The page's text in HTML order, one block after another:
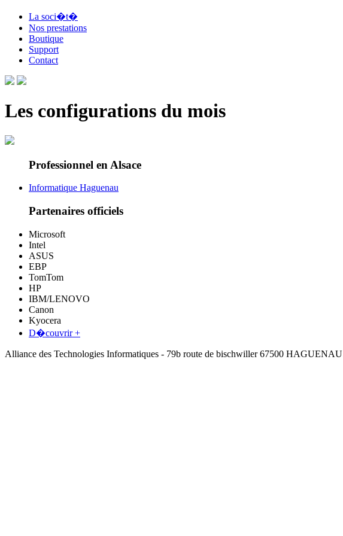
La soci�t�
Nos prestations
Boutique
Support
Contact
Les configurations du mois
Professionnel en Alsace
Informatique Haguenau
Partenaires officiels
Microsoft
Intel
ASUS
EBP
TomTom
HP
IBM/LENOVO
Canon
Kyocera
D�couvrir +
Alliance des Technologies Informatiques - 79b route de bischwiller 67500 HAGUENAU